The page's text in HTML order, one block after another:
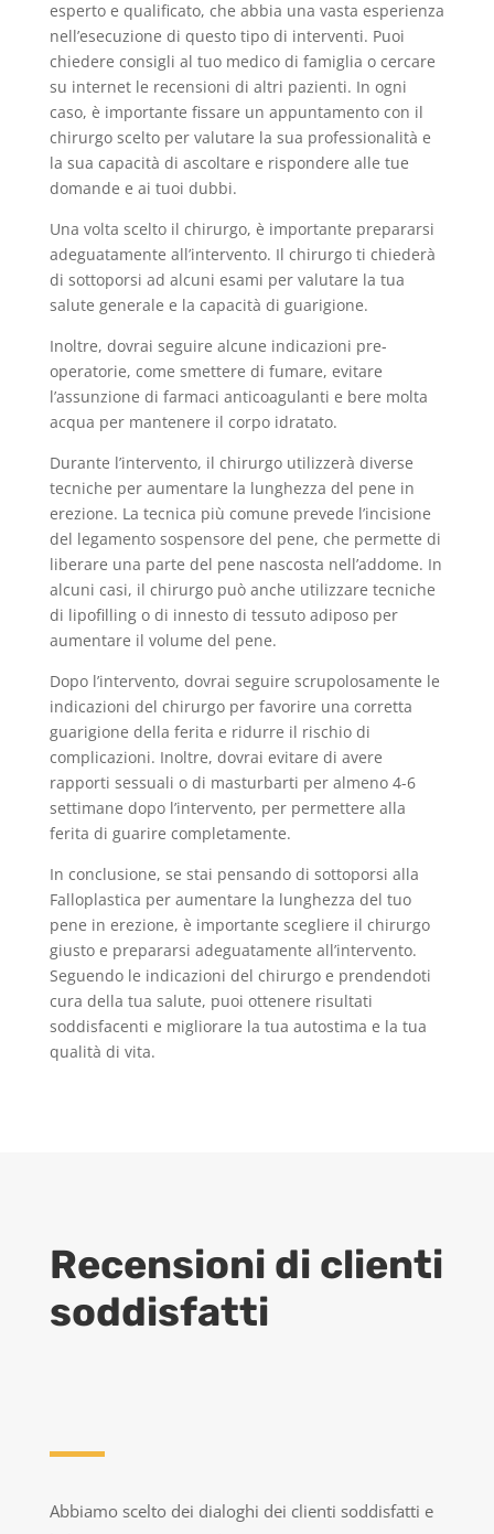
esperto e qualificato, che abbia una vasta esperienza
nell’esecuzione di questo tipo di interventi. Puoi
chiedere consigli al tuo medico di famiglia o cercare
su internet le recensioni di altri pazienti. In ogni
caso, è importante fissare un appuntamento con il
chirurgo scelto per valutare la sua professionalità e
la sua capacità di ascoltare e rispondere alle tue
domande e ai tuoi dubbi.
Una volta scelto il chirurgo, è importante prepararsi
adeguatamente all’intervento. Il chirurgo ti chiederà
di sottoporsi ad alcuni esami per valutare la tua
salute generale e la capacità di guarigione.
Inoltre, dovrai seguire alcune indicazioni pre-
operatorie, come smettere di fumare, evitare
l’assunzione di farmaci anticoagulanti e bere molta
acqua per mantenere il corpo idratato.
Durante l’intervento, il chirurgo utilizzerà diverse
tecniche per aumentare la lunghezza del pene in
erezione. La tecnica più comune prevede l’incisione
del legamento sospensore del pene, che permette di
liberare una parte del pene nascosta nell’addome. In
alcuni casi, il chirurgo può anche utilizzare tecniche
di lipofilling o di innesto di tessuto adiposo per
aumentare il volume del pene.
Dopo l’intervento, dovrai seguire scrupolosamente le
indicazioni del chirurgo per favorire una corretta
guarigione della ferita e ridurre il rischio di
complicazioni. Inoltre, dovrai evitare di avere
rapporti sessuali o di masturbarti per almeno 4-6
settimane dopo l’intervento, per permettere alla
ferita di guarire completamente.
In conclusione, se stai pensando di sottoporsi alla
Falloplastica per aumentare la lunghezza del tuo
pene in erezione, è importante scegliere il chirurgo
giusto e prepararsi adeguatamente all’intervento.
Seguendo le indicazioni del chirurgo e prendendoti
cura della tua salute, puoi ottenere risultati
soddisfacenti e migliorare la tua autostima e la tua
qualità di vita.
Recensioni di clienti
soddisfatti
Abbiamo scelto dei dialoghi dei clienti soddisfatti e